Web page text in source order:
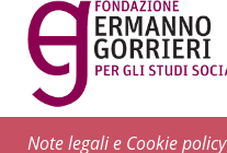
Note legali e Cookie policy